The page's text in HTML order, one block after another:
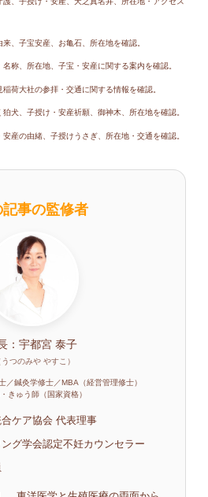
来、子宝安産、お亀石、所在地を確認。
名称、所在地、子宝・安産に関する案内を確認。
稲荷大社の参拝・交通に関する情報を確認。
狛犬、子授け・安産祈願、御神木、所在地を確認。
安産の由緒、子授けうさぎ、所在地・交通を確認。
記事の監修者
：宇都宮 泰子
うつのみや やすこ）
／鍼灸学修士／MBA（経営管理修士）
きゅう師（国家資格）
ケア協会 代表理事
グ学会認定不妊カウンセラー